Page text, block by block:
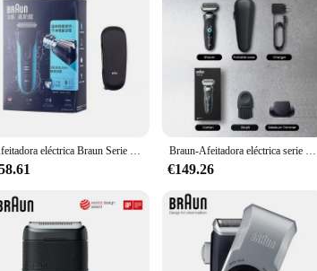
Afeitadora eléctrica Braun Serie 3 ProSkin 3040S 3010S Afeitadora alternante para hombres Máquina de afeitar con recortadora 100-240v Braun-Afeitadora eléctrica serie 7 Pro, máquina de afeitar en seco y húmedo, maquinilla de afeitar recíproca, 3 modos de afeitado, hoja flexible, cuchillas flotantes
€149.26